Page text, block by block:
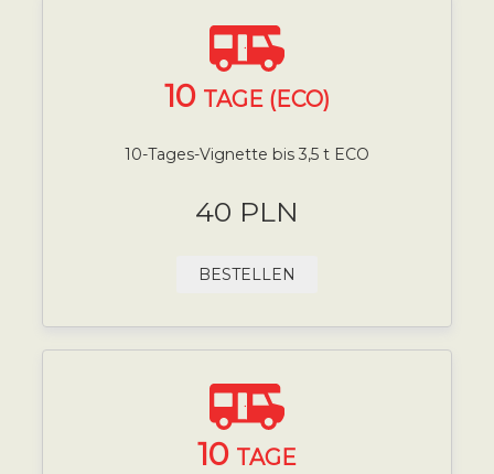
10 TAGE (ECO)
10-Tages-Vignette bis 3,5 t ECO
40 PLN
BESTELLEN
10 TAGE